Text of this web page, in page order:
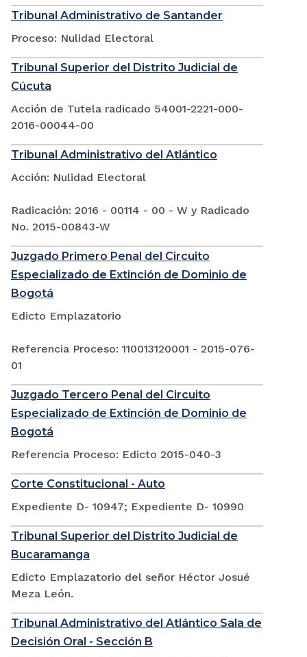
Tribunal Administrativo de Santander
Proceso: Nulidad Electoral
Tribunal Superior del Distrito Judicial de
Cúcuta
Acción de Tutela radicado 54001-2221-000-
2016-00044-00
Tribunal Administrativo del Atlántico
Acción: Nulidad Electoral
Radicación: 2016 - 00114 - 00 - W y Radicado
No. 2015-00843-W
Juzgado Primero Penal del Circuito
Especializado de Extinción de Dominio de
Bogotá
Edicto Emplazatorio
Referencia Proceso: 110013120001 - 2015-076-
01
Juzgado Tercero Penal del Circuito
Especializado de Extinción de Dominio de
Bogotá
Referencia Proceso: Edicto 2015-040-3
Corte Constitucional - Auto
Expediente D- 10947; Expediente D- 10990
Tribunal Superior del Distrito Judicial de
Bucaramanga
Edicto Emplazatorio del señor Héctor Josué
Meza León.
Tribunal Administrativo del Atlántico Sala de
Decisión Oral - Sección B